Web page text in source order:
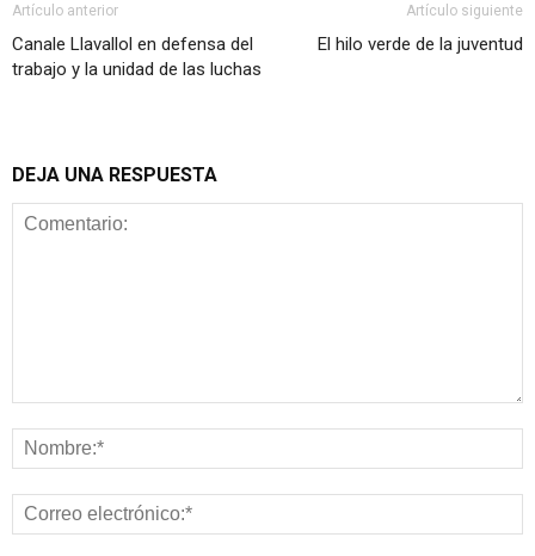
Artículo anterior
Canale Llavallol en defensa del
trabajo y la unidad de las luchas
Artículo siguiente
El hilo verde de la juventud
DEJA UNA RESPUESTA